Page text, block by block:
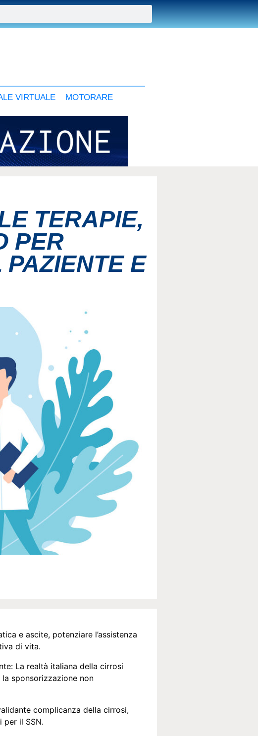
VIRTUALE MOTORARE
TERAPIE,
PER
E
e ascite, potenziare l’assistenza
di vita.
La realtà italiana della cirrosi
sponsorizzazione non
complicanza della cirrosi,
il SSN.